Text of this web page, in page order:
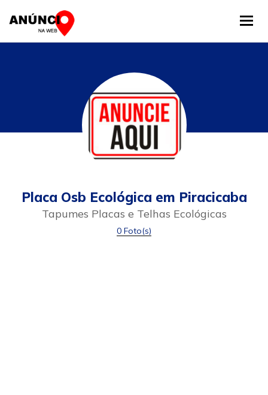
Placa Osb Ecológica em Piracicaba
Tapumes Placas e Telhas Ecológicas
0 Foto(s)